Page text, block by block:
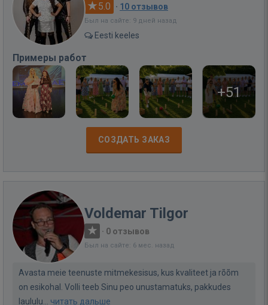
5.0 · 10 отзывов
Был на сайте: 9 дней назад
Eesti keeles
Примеры работ
+51
СОЗДАТЬ ЗАКАЗ
Voldemar Tilgor
· 0 отзывов
Был на сайте: 6 мес. назад
Avasta meie teenuste mitmekesisus, kus kvaliteet ja rõõm
on esikohal. Volli teeb Sinu peo unustamatuks, pakkudes
laululu... читать дальше